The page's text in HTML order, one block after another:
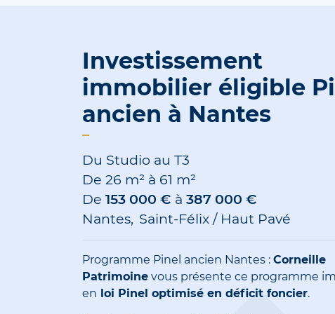
Investissement
immobilier éligible
ancien à Nantes
Du Studio au T3
De 26 m² à 61 m²
De 153 000 € à 387 000 €
Nantes Saint-Félix / Haut Pavé
Programme Pinel ancien Nantes : Corneille
Patrimoine vous présente ce programme
en loi Pinel optimisé en déficit foncier.